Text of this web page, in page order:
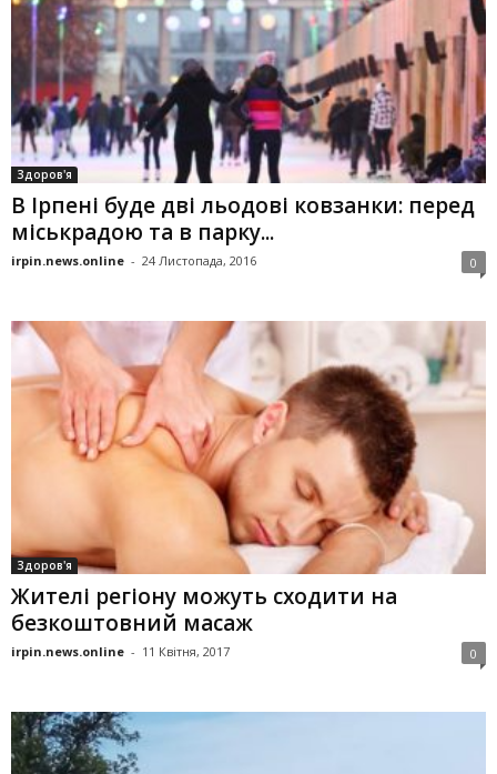
Здоров'я
В Ірпені буде дві льодові ковзанки: перед
міськрадою та в парку...
irpin.news.online - 24 Листопада, 2016 0
Здоров'я
Жителі регіону можуть сходити на
безкоштовний масаж
irpin.news.online - 11 Квітня, 2017 0